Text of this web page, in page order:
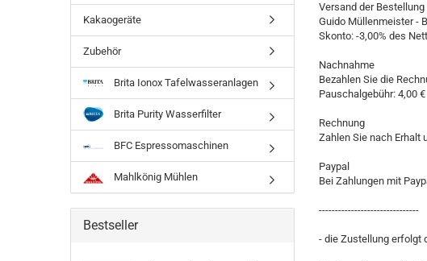
Versand der
Guido Müllenmeister -
Skonto: -3,00% des
Nachnahme
Bezahlen Sie die
Pauschalgebühr: 4,00 €
Rechnung
Zahlen Sie nach
Paypal
Bei Zahlungen mit
-------------------------------
- die Zustellung erfolgt
Kakaogeräte
Zubehör
Brita Ionox Tafelwasseranlagen
Brita Purity Wasserfilter
BFC Espressomaschinen
Mahlkönig Mühlen
Bestseller